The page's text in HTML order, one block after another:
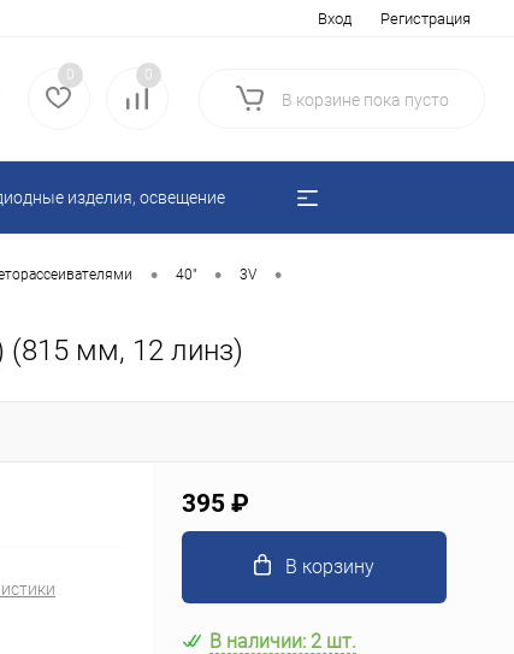
Вход Регистрация
0 0
В корзине пока пусто
изделия, освещение
• 40" • 3V •
(815 мм, 12 линз)
395 ₽
В корзину
В наличии: 2 шт.